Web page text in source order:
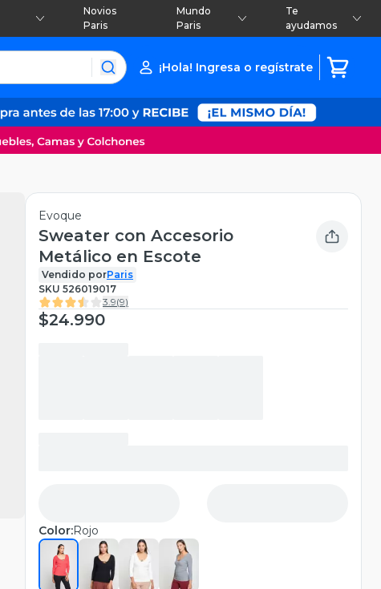
Novios
Paris
Mundo
Paris
Te
ayudamos
¡Hola! Ingresa o regístrate
Evoque
Sweater con Accesorio
Metálico en Escote
Vendido porParis
SKU 526019017
3.9(9)
$24.990
Color:Rojo